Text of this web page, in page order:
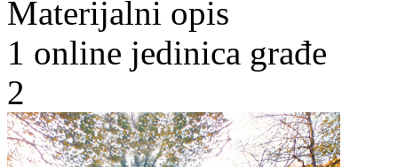
Materijalni opis
1 online jedinica građe
2